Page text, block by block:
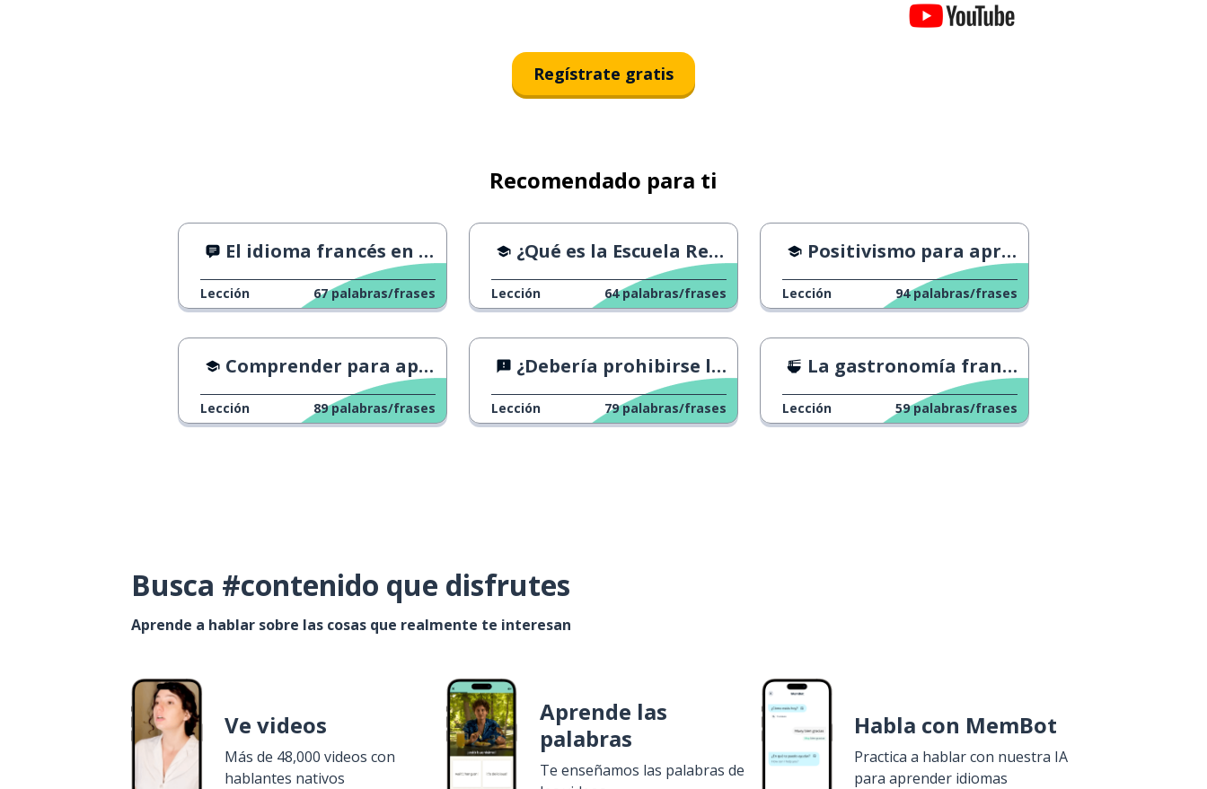
Regístrate gratis
Recomendado para ti
El idioma francés en la historia
Lección 67 palabras/frases
¿Qué es la Escuela Republicana Francesa?
Lección 64 palabras/frases
Positivismo para aprender mejor
Lección 94 palabras/frases
Comprender para aprender
Lección 89 palabras/frases
¿Debería prohibirse la tauromaquia?
Lección 79 palabras/frases
La gastronomía francesa
Lección 59 palabras/frases
Busca #contenido que disfrutes
Aprende a hablar sobre las cosas que realmente te interesan
Ve videos
Más de 48,000 videos con
hablantes nativos
Aprende las
palabras
Te enseñamos las palabras de
Habla con MemBot
Practica a hablar con nuestra IA
para aprender idiomas